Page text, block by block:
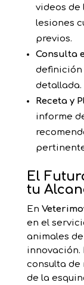
videos de
lesiones
previos.
Consulta
definición
detallada.
Receta y
informe
El
tu
En
en el
animales
innovación.
consulta de
de la